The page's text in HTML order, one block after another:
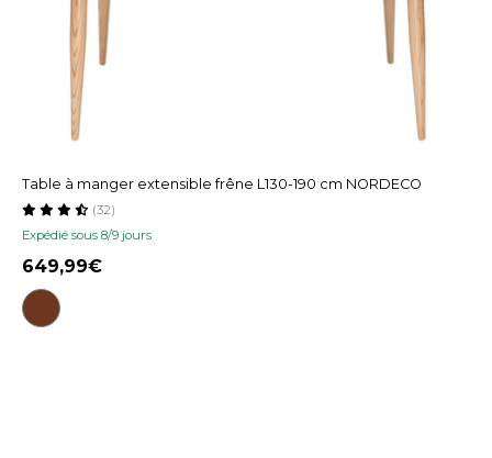
Table à manger extensible frêne L130-190 cm NORDECO
Expédié sous 8/9 jours
(32)
649,99